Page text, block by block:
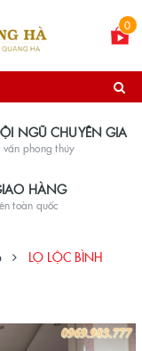
0
NGŨ CHUYÊN GIA
vấn phong thủy
HÀNG
toàn quốc
LỌ LỘC BÌNH